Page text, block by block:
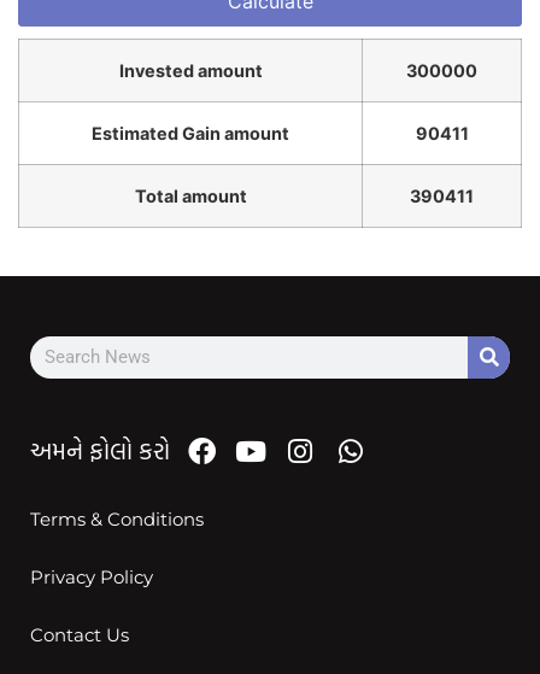
Invested amount 300000
Estimated Gain amount 90411
Total amount 390411
અમને ફોલો કરો
Terms & Conditions
Privacy Policy
Contact Us